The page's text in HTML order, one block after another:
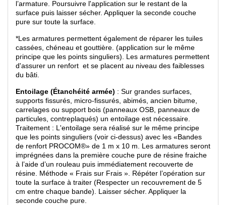
l’armature. Poursuivre l'application sur le restant de la
surface puis laisser sécher. Appliquer la seconde couche
pure sur toute la surface.
*Les armatures permettent également de réparer les tuiles
cassées, chéneau et gouttière. (application sur le même
principe que les points singuliers). Les armatures permettent
d'assurer un renfort et se placent au niveau des faiblesses
du bâti.
Entoilage (Étanchéité armée) : Sur grandes surfaces,
supports fissurés, micro-fissurés, abimés, ancien bitume,
carrelages ou support bois (panneaux OSB, panneaux de
particules, contreplaqués) un entoilage est nécessaire.
Traitement : L'entoilage sera réalisé sur le même principe
que les points singuliers (voir ci-dessus) avec les «Bandes
de renfort PROCOM®» de 1 m x 10 m. Les armatures seront
imprégnées dans la première couche pure de résine fraiche
à l’aide d’un rouleau puis immédiatement recouverte de
résine. Méthode « Frais sur Frais ». Répéter l’opération sur
toute la surface à traiter (Respecter un recouvrement de 5
cm entre chaque bande). Laisser sécher. Appliquer la
seconde couche pure.